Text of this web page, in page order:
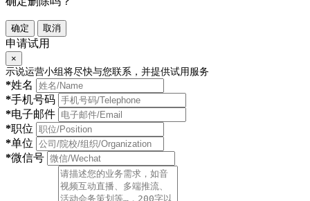
确定 取消
申请试用
×
示说运营小组将尽快与您联系，并提供试用服务
*姓名
*手机号码
*电子邮件
*职位
*单位
*微信号